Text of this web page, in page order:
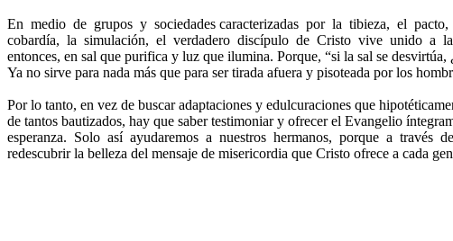
En medio de grupos y sociedades caracterizadas por la tibieza, el pacto,
cobardía, la simulación, el verdadero discípulo de Cristo vive unido a
entonces, en sal que purifica y luz que ilumina. Porque, “si la sal se desvirtúa,
Ya no sirve para nada más que para ser tirada afuera y pisoteada por los
Por lo tanto, en vez de buscar adaptaciones y edulcuraciones que
de tantos bautizados, hay que saber testimoniar y ofrecer el Evangelio
esperanza. Solo así ayudaremos a nuestros hermanos, porque a través
redescubrir la belleza del mensaje de misericordia que Cristo ofrece a cada